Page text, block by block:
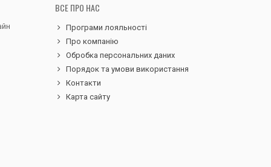
ВСЕ ПРО НАС
Програми лояльності
Про компанію
Обробка персональних даних
Порядок та умови використання
Контакти
Карта сайту